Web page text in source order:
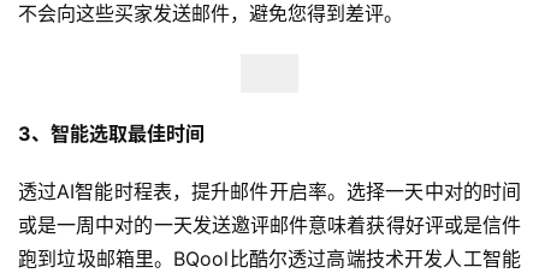
不会向这些买家发送邮件，避免您得到差评。
3、智能选取最佳时间
透过AI智能时程表，提升邮件开启率。选择一天中对的时间
或是一周中对的一天发送邀评邮件意味着获得好评或是信件
跑到垃圾邮箱里。BQool比酷尔透过高端技术开发人工智能